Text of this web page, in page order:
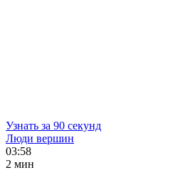
Узнать за 90 секунд
Люди вершин
03:58
2 мин